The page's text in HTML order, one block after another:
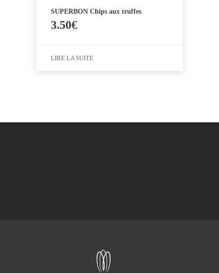
SUPERBON Chips aux truffes
3.50€
LIRE LA SUITE